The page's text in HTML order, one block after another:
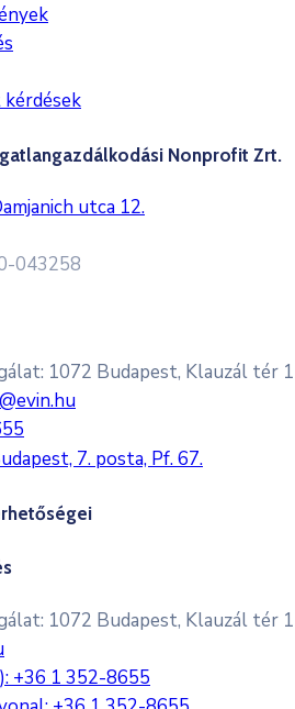
Nonprofit Zrt.
utca 12.
043258
1072 Budapest, Klauzál tér
7. posta, Pf. 67.
1072 Budapest, Klauzál tér
+36 1 352-8655